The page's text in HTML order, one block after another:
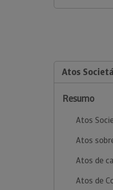
Atos
Resumo
Atos
Atos
Atos de
Atos de